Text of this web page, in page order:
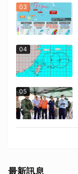
03
04
05
最新訊息